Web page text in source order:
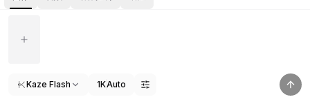
Kaze Flash 1KAuto